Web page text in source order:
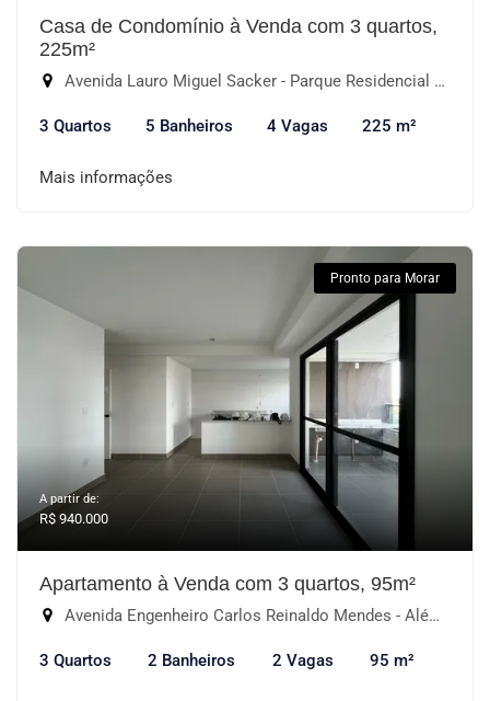
Casa de Condomínio à Venda com 3 quartos,
225m²
Avenida Lauro Miguel Sacker - Parque Residencial Villa dos Inglezes, Sorocaba-SP
3 Quartos 5 Banheiros 4 Vagas 225 m²
Mais informações
Pronto para Morar
A partir de:
R$ 940.000
Apartamento à Venda com 3 quartos, 95m²
Avenida Engenheiro Carlos Reinaldo Mendes - Além Ponte, Sorocaba-SP
3 Quartos 2 Banheiros 2 Vagas 95 m²